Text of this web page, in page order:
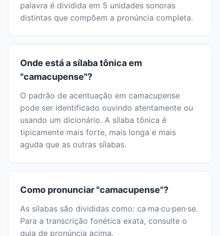
palavra é dividida em 5 unidades sonoras
distintas que compõem a pronúncia completa.
Onde está a sílaba tônica em
"camacupense"?
O padrão de acentuação em camacupense
pode ser identificado ouvindo atentamente ou
usando um dicionário. A sílaba tônica é
tipicamente mais forte, mais longa e mais
aguda que as outras sílabas.
Como pronunciar "camacupense"?
As sílabas são divididas como: ca·ma·cu·pen·se.
Para a transcrição fonética exata, consulte o
guia de pronúncia acima.